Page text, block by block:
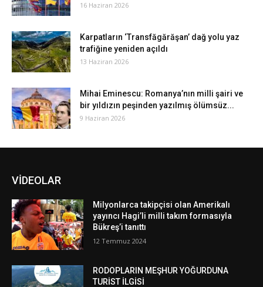
16 Haziran 2026
Karpatların ‘Transfăgărăşan’ dağ yolu yaz
trafiğine yeniden açıldı
13 Haziran 2026
Mihai Eminescu: Romanya’nın milli şairi ve
bir yıldızın peşinden yazılmış ölümsüz...
9 Haziran 2026
VİDEOLAR
Milyonlarca takipçisi olan Amerikalı
yayıncı Hagi’li milli takım formasıyla
Bükreş’i tanıttı
12 Temmuz 2024
RODOPLARIN MEŞHUR YOĞURDUNA
TURİST İLGİSİ